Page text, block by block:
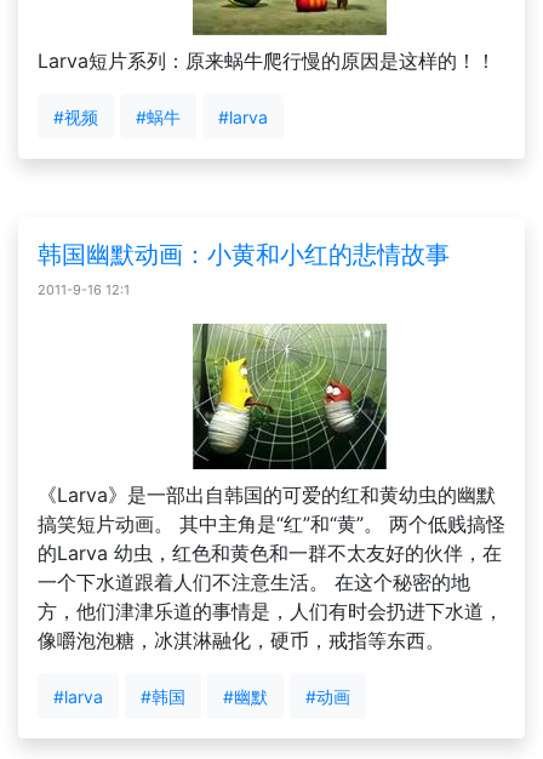
Larva短片系列：原来蜗牛爬行慢的原因是这样的！！
#视频 #蜗牛 #larva
韩国幽默动画：小黄和小红的悲情故事
2011-9-16 12:1
《Larva》是一部出自韩国的可爱的红和黄幼虫的幽默
搞笑短片动画。 其中主角是“红”和“黄”。 两个低贱搞怪
的Larva 幼虫，红色和黄色和一群不太友好的伙伴，在
一个下水道跟着人们不注意生活。 在这个秘密的地
方，他们津津乐道的事情是，人们有时会扔进下水道，
像嚼泡泡糖，冰淇淋融化，硬币，戒指等东西。
#larva #韩国 #幽默 #动画